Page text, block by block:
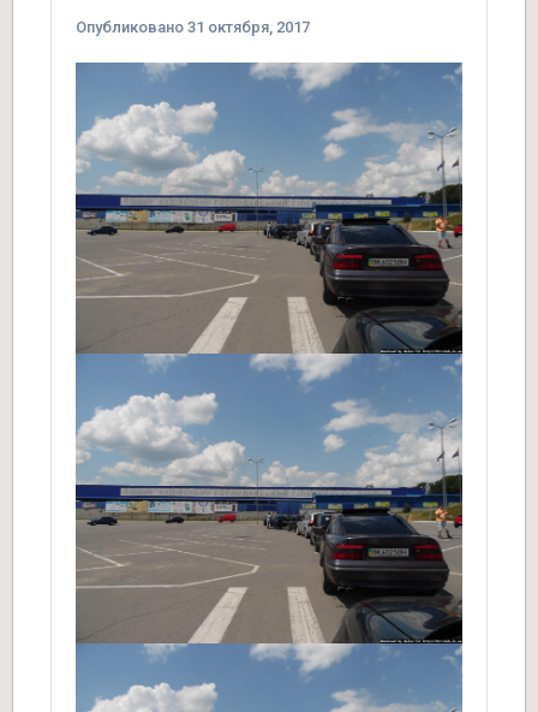
Опубликовано 31 октября, 2017